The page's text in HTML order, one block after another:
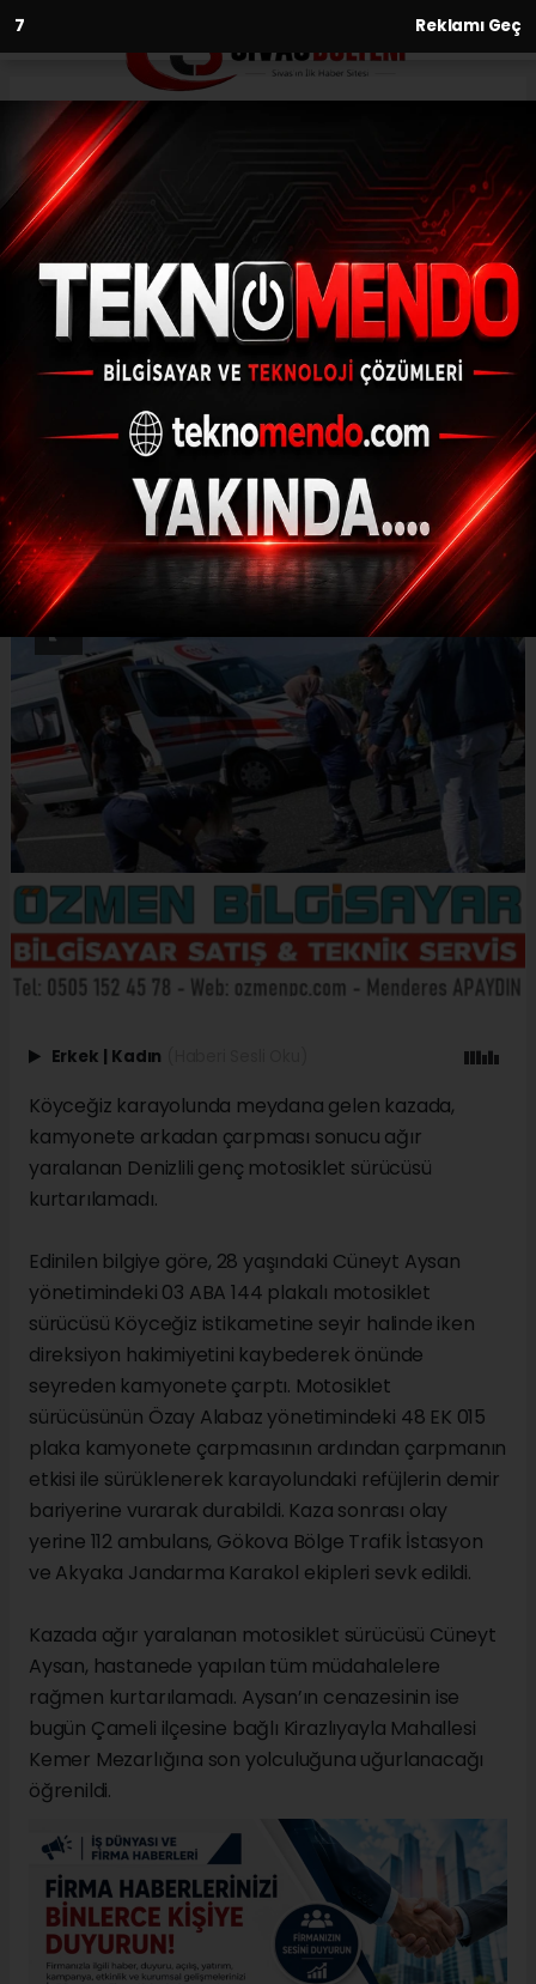
6 Reklamı Geç
Anasayfa Asayiş
Kazada ağır yaralanan genç
motosiklet sürücüsü
kurtarılamadı
ASAYIŞ
(İHA) - İhlas Haber Ajansı | 31.05.2023 - 17:03, Güncelleme: 31.05.2023
- 16:37
Kazada ağır yaralanan genç motosiklet
sürücüsü kurtarılamadı
ABONE OL
Erkek | Kadın
Köyceğiz karayolunda meydana gelen kazada,
kamyonete arkadan çarpması sonucu ağır
yaralanan Denizlili genç motosiklet sürücüsü
kurtarılamadı.
Edinilen bilgiye göre, 28 yaşındaki Cüneyt Aysan
yönetimindeki 03 ABA 144 plakalı motosiklet
sürücüsü Köyceğiz istikametine seyir halinde iken
direksiyon hakimiyetini kaybederek önünde
seyreden kamyonete çarptı. Motosiklet
sürücüsünün Özay Alabaz yönetimindeki 48 EK 015
plaka kamyonete çarpmasının ardından çarpmanın
etkisi ile sürüklenerek karayolundaki refüjlerin demir
bariyerine vurarak durabildi. Kaza sonrası olay
yerine 112 ambulans, Gökova Bölge Trafik İstasyon
ve Akyaka Jandarma Karakol ekipleri sevk edildi.
Kazada ağır yaralanan motosiklet sürücüsü Cüneyt
Aysan, hastanede yapılan tüm müdahalelere
rağmen kurtarılamadı. Aysan’ın cenazesinin ise
bugün Çameli ilçesine bağlı Kirazlıyayla Mahallesi
Kemer Mezarlığına son yolculuğuna uğurlanacağı
öğrenildi.